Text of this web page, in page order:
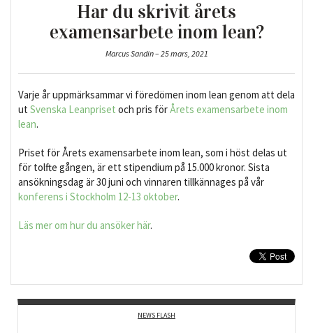
Har du skrivit årets
examensarbete inom lean?
Marcus Sandin – 25 mars, 2021
Varje år uppmärksammar vi föredömen inom lean genom att dela
ut Svenska Leanpriset och pris förÅrets examensarbete inom
lean.
Priset för Årets examensarbete inom lean, som i höst delas ut
för tolfte gången, är ett stipendium på 15.000 kronor. Sista
ansökningsdag är 30 juni och vinnaren tillkännages på vår
konferens i Stockholm 12-13 oktober.
Läs mer om hur du ansöker här.
NEWS FLASH